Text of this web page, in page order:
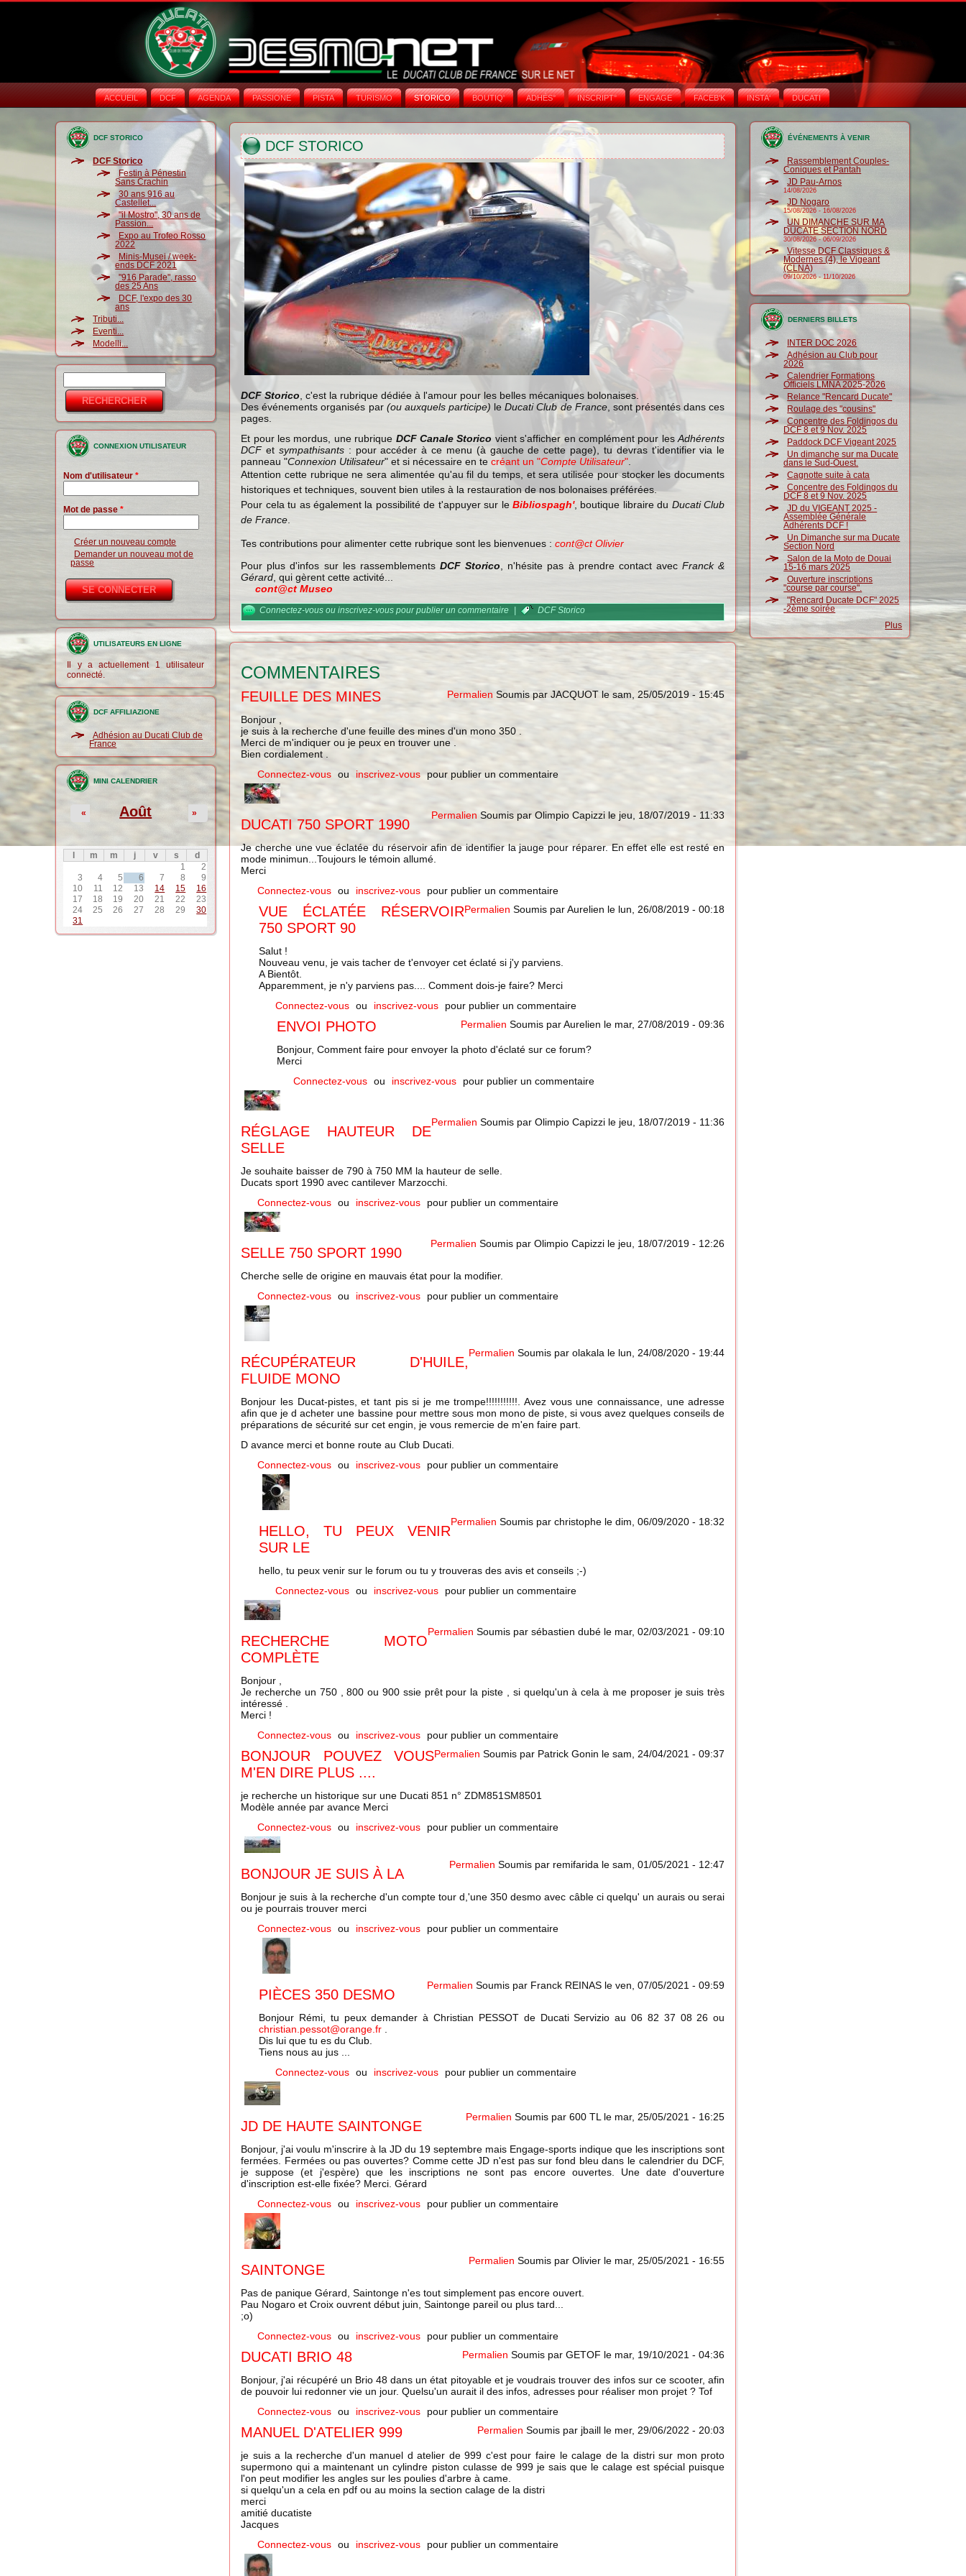
ACCUEIL DCF AGENDA PASSIONE PISTA TURISMO STORICO BOUTIQ' ADHÉS° INSCRIPT° ENGAGE FACEB'K INSTA‘ DUCATI
DCF STORICO
DCF Storico
Festin à Pénestin
Sans Crachin
30 ans 916 au
Castellet...
"il Mostro", 30 ans de
Passion...
Expo au Trofeo Rosso
2022
Minis-Musei / week-
ends DCF 2021
"916 Parade", rasso
des 25 Ans
DCF, l'expo des 30
ans
Tributi...
Eventi...
Modelli...
Formulaire de
recherche
CONNEXION UTILISATEUR
Nom d'utilisateur*
Mot de passe*
Créer un nouveau compte
Demander un nouveau mot de
passe
UTILISATEURS EN LIGNE
Il y a actuellement 1 utilisateur
connecté.
DCF AFFILIAZIONE
Adhésion au Ducati Club de
France
MINI CALENDRIER
Août
« »
m m j v s
d
1
2
3
4 5 6 7 8
9
10
11 12 13 14 15
16
17
18 19 20 21 22
23
24
25 26 27 28 29
30
31
DCF STORICO
DCF Storico , c'est la rubrique dédiée à l'amour pour les belles mécaniques bolonaises.
Des événements organisés par(ou auxquels participe) leDucati Club de France, sont présentés dans ces
pages.
Et pour les mordus, une rubrique DCF Canale Storico vient s'afficher en complément pour lesAdhérents
DCFet sympathisants: pour accéder à ce menu (à gauche de cette page), tu devras t'identifier via le
panneau "Connexion Utilisateur" et si nécessaire en tecréant un "Compte Utilisateur"
Attention cette rubrique ne sera alimentée qu'au fil du temps, etsera utilisée pour stocker les documents
historiques et techniques, souvent bien utiles à la restauration de nos bolonaises préférées.
Pour cela tu as également la possibilité de t'appuyer sur leBibliospagh', boutique libraire du Ducati Club
de France
Tes contributions pour alimenter cette rubrique sont les bienvenues :cont@ct Olivier
Pour plus d'infos sur les rassemblementsDCF Storico , n'hésite pas à prendre contact avecFranck &
Gérard , qui gèrent cette activité...
cont@ct Museo
Connectez-vous ouinscrivez-vous pour publier un commentaire | DCF Storico
COMMENTAIRES
Permalien Soumis parJACQUOT lesam, 25/05/2019 - 15:45
FEUILLE DES MINES
Bonjour ,
je suis à la recherche d'une feuille des mines d'un mono 350 .
Merci de m'indiquer ou je peux en trouver une .
Bien cordialement .
Connectez-vous ou inscrivez-vous pour publier un commentaire
Permalien Soumis parOlimpio Capizzi le jeu, 18/07/2019 - 11:33
DUCATI 750 SPORT 1990
Je cherche une vue éclatée du réservoir afin de identifier la jauge pour réparer. En effet elle est resté en
mode minimun...Toujours le témoin allumé.
Merci
Connectez-vous ou inscrivez-vous
pour publier un commentaire
Permalien Soumis parAurelien le lun, 26/08/2019 - 00:18
VUE ÉCLATÉE RÉSERVOIR
750 SPORT 90
Salut !
Nouveau venu, je vais tacher de t'envoyer cet éclaté si j'y parviens.
A Bientôt.
Apparemment, je n'y parviens pas.... Comment dois-je faire? Merci
Connectez-vous ou inscrivez-vous
pour publier un commentaire
Permalien Soumis parAurelien le mar, 27/08/2019 - 09:36
ENVOI PHOTO
Bonjour, Comment faire pour envoyer la photo d'éclaté sur ce forum?
Merci
Connectez-vous ou inscrivez-vous pour publier un commentaire
Permalien Soumis parOlimpio Capizzi le jeu, 18/07/2019 - 11:36
RÉGLAGE HAUTEUR DE
SELLE
Je souhaite baisser de 790 à 750 MM la hauteur de selle.
Ducats sport 1990 avec cantilever Marzocchi.
Connectez-vous ou inscrivez-vous pour publier un commentaire
Permalien Soumis parOlimpio Capizzi le jeu, 18/07/2019 - 12:26
SELLE 750 SPORT 1990
Cherche selle de origine en mauvais état pour la modifier.
Connectez-vous ou inscrivez-vous pour publier un commentaire
Permalien Soumis parolakala le lun, 24/08/2020 - 19:44
RÉCUPÉRATEUR D'HUILE,
FLUIDE MONO
Bonjour les Ducat-pistes, et tant pis si je me trompe!!!!!!!!!!!. Avez vous une connaissance, une adresse
afin que je d acheter une bassine pour mettre sous mon mono de piste, si vous avez quelques conseils de
préparations de sécurité sur cet engin, je vous remercie de m'en faire part.
D avance merci et bonne route au Club Ducati.
Connectez-vous ou inscrivez-vous pour publier un commentaire
Permalien Soumis parchristophe ledim, 06/09/2020 - 18:32
HELLO, TU PEUX VENIR
SUR LE
hello, tu peux venir sur le forum ou tu y trouveras des avis et conseils ;-)
Connectez-vous ou inscrivez-vous pour publier un commentaire
Permalien Soumis parsébastien dubé le mar, 02/03/2021 - 09:10
RECHERCHE MOTO
COMPLÈTE
Bonjour ,
Je recherche un 750 , 800 ou 900 ssie prêt pour la piste , si quelqu'un à cela à me proposer je suis très
intéressé .
Merci !
Connectez-vous ou inscrivez-vous
pour publier un commentaire
Permalien Soumis par Patrick Gonin lesam, 24/04/2021 - 09:37
BONJOUR POUVEZ VOUS
M'EN DIRE PLUS ....
je recherche un historique sur une Ducati 851 n° ZDM851SM8501
Modèle année par avance Merci
Connectez-vous ou inscrivez-vous pour publier un commentaire
Permalien Soumis par remifarida lesam, 01/05/2021 - 12:47
BONJOUR JE SUIS À LA
Bonjour je suis à la recherche d'un compte tour d,'une 350 desmo avec câble ci quelqu' un aurais ou serai
ou je pourrais trouver merci
Connectez-vous ou inscrivez-vous pour publier un commentaire
Permalien Soumis par Franck REINAS leven, 07/05/2021 - 09:59
PIÈCES 350 DESMO
Bonjour Rémi, tu peux demander à Christian PESSOT de Ducati Servizio au 06 82 37 08 26 ou
christian.pessot@orange.fr
Dis lui que tu es du Club.
Tiens nous au jus ...
Connectez-vous ou inscrivez-vous pour publier un commentaire
Permalien Soumis par600 TL le mar, 25/05/2021 - 16:25
JD DE HAUTE SAINTONGE
Bonjour, j'ai voulu m'inscrire à la JD du 19 septembre mais Engage-sports indique que les inscriptions sont
fermées. Fermées ou pas ouvertes? Comme cette JD n'est pas sur fond bleu dans le calendrier du DCF,
je suppose (et j'espère) que les inscriptions ne sont pas encore ouvertes. Une date d'ouverture
d'inscription est-elle fixée? Merci. Gérard
Connectez-vous ou inscrivez-vous pour publier un commentaire
Permalien Soumis parOlivier le mar, 25/05/2021 - 16:55
SAINTONGE
Pas de panique Gérard, Saintonge n'es tout simplement pas encore ouvert.
Pau Nogaro et Croix ouvrent début juin, Saintonge pareil ou plus tard...
;o)
Connectez-vous ou inscrivez-vous
pour publier un commentaire
Permalien Soumis parGETOF le mar, 19/10/2021 - 04:36
DUCATI BRIO 48
Bonjour, j'ai récupéré un Brio 48 dans un état pitoyable et je voudrais trouver des infos sur ce scooter, afin
de pouvoir lui redonner vie un jour. Quelsu'un aurait il des infos, adresses pour réaliser mon projet ? Tof
Connectez-vous ou inscrivez-vous
pour publier un commentaire
Permalien Soumis par jbaill le mer, 29/06/2022 - 20:03
MANUEL D'ATELIER 999
je suis a la recherche d'un manuel d atelier de 999 c'est pour faire le calage de la distri sur mon proto
supermono qui a maintenant un cylindre piston culasse de 999 je sais que le calage est spécial puisque
l'on peut modifier les angles sur les poulies d'arbre à came.
si quelqu'un a cela en pdf ou au moins la section calage de la distri
merci
amitié ducatiste
Jacques
Connectez-vous ou inscrivez-vous pour publier un commentaire
ÉVÉNEMENTS À VENIR
Rassemblement Couples-
Coniques et Pantah
JD Pau-Arnos
14/08/2026
JD Nogaro
15/08/2026 -16/08/2026
UN DIMANCHE SUR MA
DUCATE SECTION NORD
30/08/2026-06/09/2026
Vitesse DCF Classiques &
Modernes (4), le Vigeant
(CLNA)
09/10/2026-11/10/2026
DERNIERS BILLETS
INTER DOC 2026
Adhésion au Club pour
2026
Calendrier Formations
Officiels LMNA 2025-2026
Relance "Rencard Ducate"
Roulage des "cousins"
Concentre des Foldingos du
DCF 8 et 9 Nov. 2025
Paddock DCF Vigeant 2025
Un dimanche sur ma Ducate
dans le Sud-Ouest.
Cagnotte suite à cata
Concentre des Foldingos du
DCF 8 et 9 Nov. 2025
JD du VIGEANT 2025 -
Assemblée Générale
Adhérents DCF !
Un Dimanche sur ma Ducate
Section Nord
Salon de la Moto de Douai
15-16 mars 2025
Ouverture inscriptions
"course par course".
"Rencard Ducate DCF" 2025
-2ème soirée
Plus